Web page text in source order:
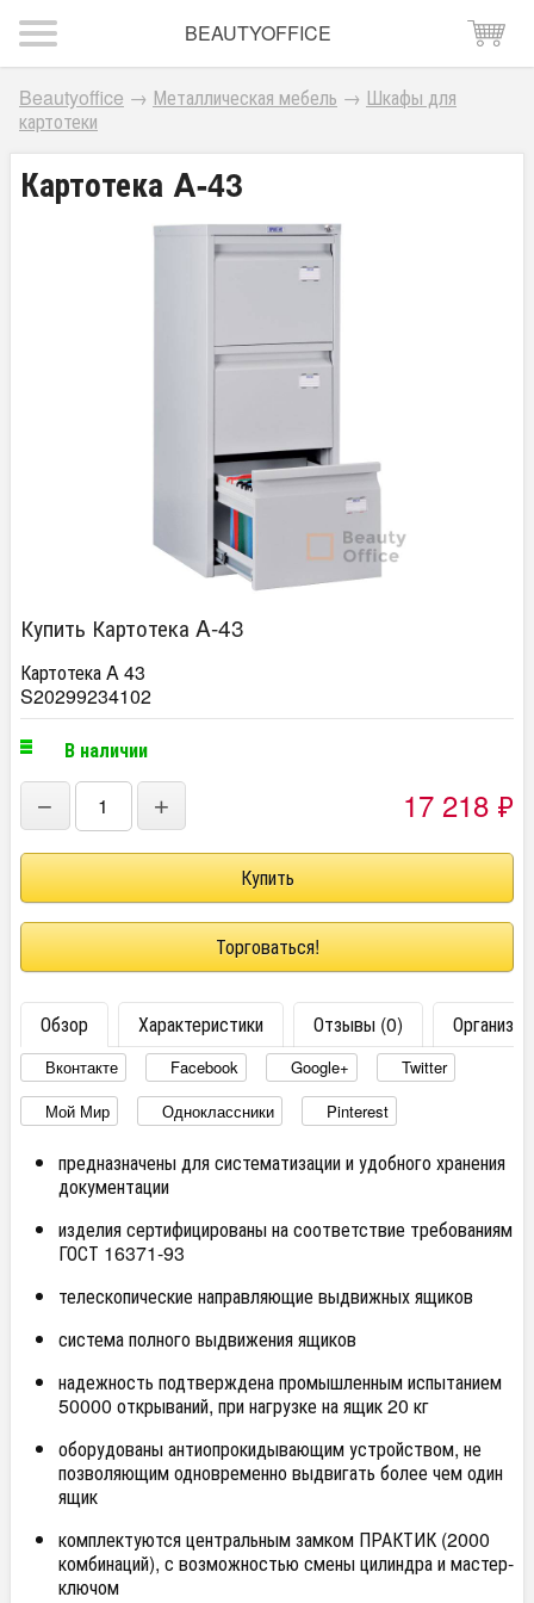
BEAUTYOFFICE
Beautyoffice → Металлическая мебель → Шкафы для
картотеки
Картотека A-43
Купить Картотека A-43
Картотека A 43
S20299234102
В наличии
− + 17 218 ₽
Торговаться!
Обзор Характеристики Отзывы (0)
Вконтакте Facebook Google+
Twitter
Мой Мир
Одноклассники Pinterest
предназначены для систематизации и удобного хранения
документации
изделия сертифицированы на соответствие требованиям
ГОСТ 16371-93
телескопические направляющие выдвижных ящиков
система полного выдвижения ящиков
надежность подтверждена промышленным испытанием
50000 открываний, при нагрузке на ящик 20 кг
оборудованы антиопрокидывающим устройством, не
позволяющим одновременно выдвигать более чем один
ящик
комплектуются центральным замком ПРАКТИК (2000
комбинаций), с возможностью смены цилиндра и мастер-
ключом